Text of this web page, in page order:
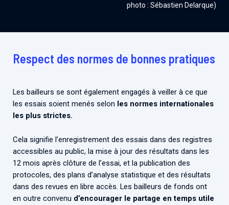
photo : Sébastien Delarque)
Respect des normes de bonnes pratiques
Les bailleurs se sont également engagés à veiller à ce que
les essais soient menés selon les normes internationales
les plus strictes.
Cela signifie l’enregistrement des essais dans des registres
accessibles au public, la mise à jour des résultats dans les
12 mois après clôture de l’essai, et la publication des
protocoles, des plans d’analyse statistique et des résultats
dans des revues en libre accès. Les bailleurs de fonds ont
en outre convenu d’encourager le partage en temps utile